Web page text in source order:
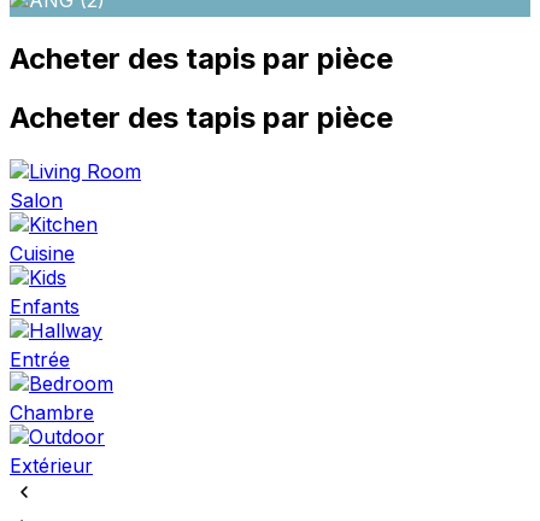
Acheter des tapis par pièce
Acheter des tapis par pièce
Salon
Cuisine
Enfants
Entrée
Chambre
Extérieur